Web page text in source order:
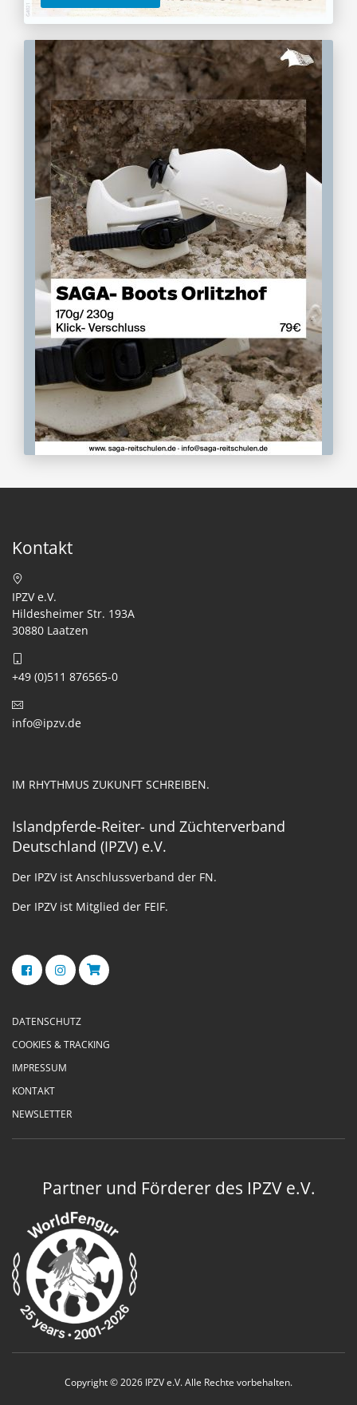
Kontakt
IPZV e.V.
Hildesheimer Str. 193A
30880 Laatzen
+49 (0)511 876565-0
info@ipzv.de
IM RHYTHMUS ZUKUNFT SCHREIBEN.
Islandpferde-Reiter- und Züchterverband
Deutschland (IPZV) e.V.
Der IPZV ist Anschlussverband der FN.
Der IPZV ist Mitglied der FEIF.
DATENSCHUTZ
COOKIES & TRACKING
IMPRESSUM
KONTAKT
NEWSLETTER
Partner und Förderer des IPZV e.V.
Copyright © 2026 IPZV e.V. Alle Rechte vorbehalten.